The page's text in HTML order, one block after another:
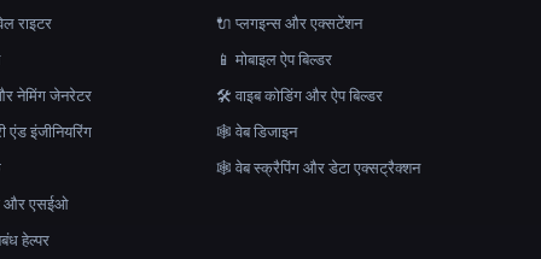
राइटर
नेमिंग जेनरेटर
एंड इंजीनियरिंग
और एसईओ
हेल्पर
🔌 प्लगइन्स और एक्सटेंशन
📱 मोबाइल ऐप बिल्डर
🛠️ वाइब कोडिंग और ऐप बिल्डर
🕸 वेब डिजाइन
🕸️ वेब स्क्रैपिंग और डेटा एक्सट्रैक्शन